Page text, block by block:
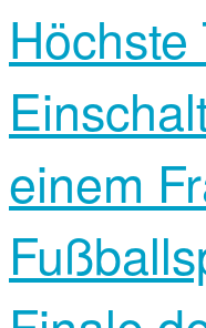
Höchste
einem